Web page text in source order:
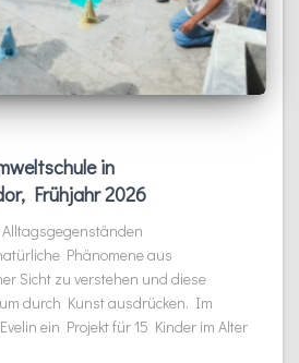
in
Frühjahr 2026
Phänomene aus
Sicht zu verstehen und diese
durch Kunst ausdrücken. Im
ein Projekt für 15 Kinder im Alter